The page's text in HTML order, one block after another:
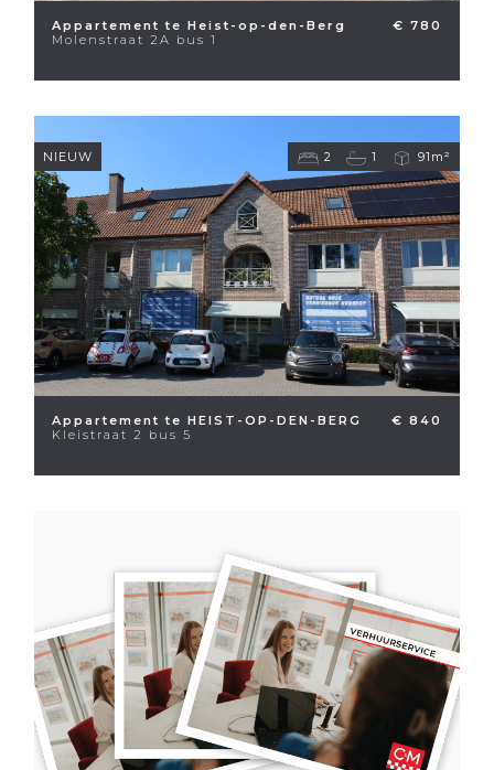
Appartement te Heist-op-den-Berg
Molenstraat 2A bus 1
€ 780
2 1 91m²
NIEUW
Appartement te HEIST-OP-DEN-BERG
Kleistraat 2 bus 5
€ 840